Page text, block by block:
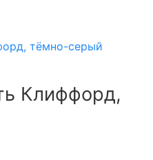
Клиффорд,